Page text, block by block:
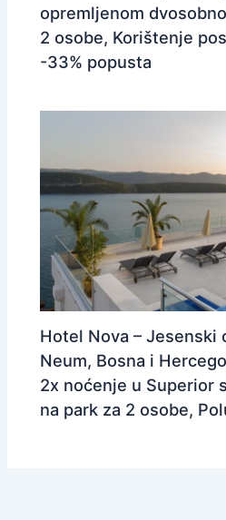
opremljenom
2 osobe, Korištenje
-33% popusta
Hotel Nova – Jesenski
Neum, Bosna i
2x noćenje u Superior
na park za 2 osobe,